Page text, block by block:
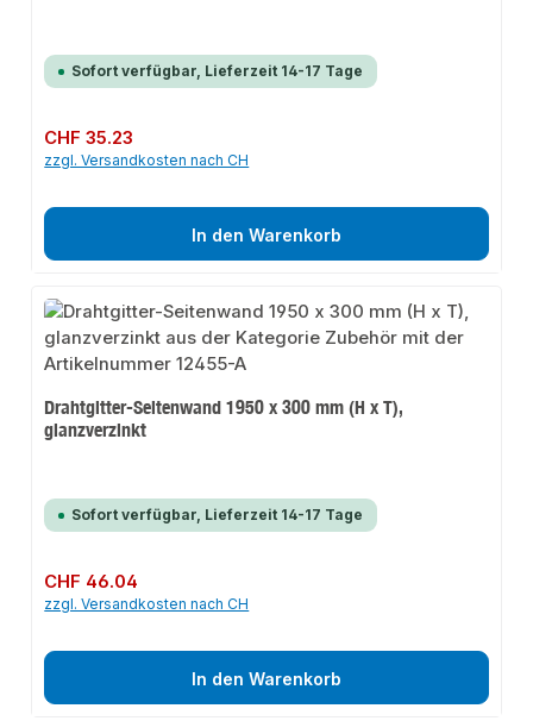
Sofort verfügbar, Lieferzeit 14-17 Tage
Regulärer Preis:
CHF 35.23
zzgl. Versandkosten nach CH
In den Warenkorb
Drahtgitter-Seitenwand 1950 x 300 mm (H x T),
glanzverzinkt
Sofort verfügbar, Lieferzeit 14-17 Tage
Regulärer Preis:
CHF 46.04
zzgl. Versandkosten nach CH
In den Warenkorb